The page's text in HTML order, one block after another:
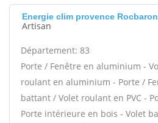
Energie clim provence Rocbaron
Artisan
Département: 83
Porte / Fenêtre en aluminium -
roulant en aluminium - Porte /
battant / Volet roulant en PVC -
Porte intérieure en bois - Volet